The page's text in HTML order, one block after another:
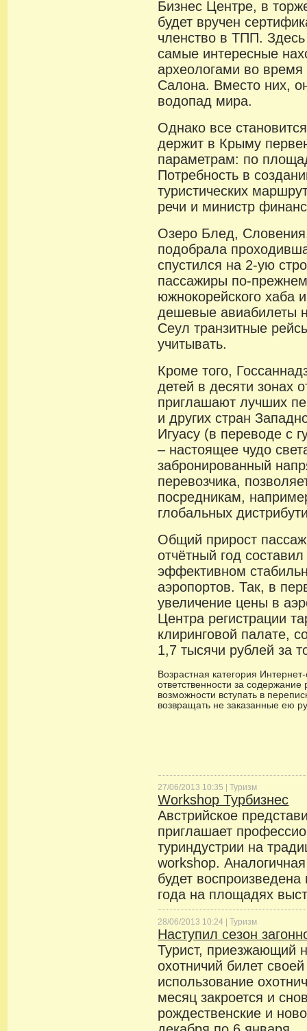
Бизнес Центре, в
будет вручен
членство в ТПП.
самые интересные
археологами во
Салона. Вместо них,
водопад мира.
Однако все
держит в Крыму
параметрам: по
Потребность в
туристических
речи и министр
Озеро Блед,
подобрала
спустился на 2-ую
пассажиры по-
южнокорейского хаба
дешевые авиабилеты
Сеул транзитные
учитывать.
Кроме того,
детей в десяти зонах
приглашают лучших
и других стран
Игуасу (в переводе с
– настоящее чудо
забронированный
перевозчика,
посредникам,
глобальных
Общий прирост
отчётный год
эффективном
аэропортов. Так, в
увеличение цены в
Центра регистрации
клиринговой палате,
1,7 тысячи рублей за
Возрастная категория
ответственности за
возможности вступать в
возвращать не заказанные ею
27/06/2013 10:35 |Туризм
Workshop Турбизнес
Австрийское
приглашает
туриндустрии на
workshop.
будет
года на площадях
28/06/2013 10:24 |Туризм
Наступил сезон
Турист, приезжающий
охотничий билет
использование
месяц закроется и
рождественские и